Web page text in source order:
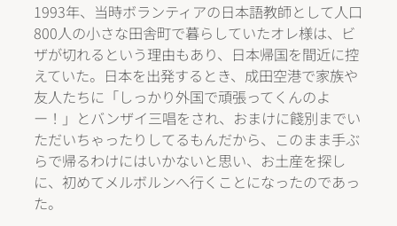
1993年、当時ボランティアの日本語教師として人口
800人の小さな田舎町で暮らしていたオレ様は、ビ
ザが切れるという理由もあり、日本帰国を間近に控
えていた。日本を出発するとき、成田空港で家族や
友人たちに「しっかり外国で頑張ってくんのよ
ー！」とバンザイ三唱をされ、おまけに餞別までい
ただいちゃったりしてるもんだから、このまま手ぶ
らで帰るわけにはいかないと思い、お土産を探し
に、初めてメルボルンへ行くことになったのであっ
た。